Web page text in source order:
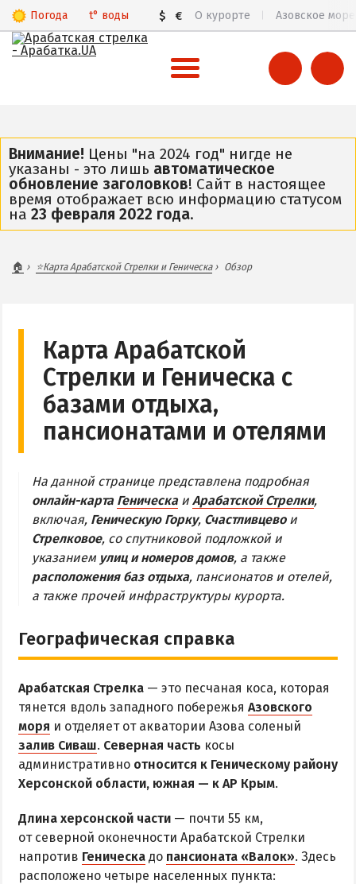
Погода t° воды $ € О курорте Азовское море
Все базы отдыха и отели
Общий обзор курорта
Арабатская Стрелка в 3D
Пляжи
Все веб-камеры
ГЕНИЧЕСК
Обзор Геническа
Все отели и пансионаты Геническа
Веб-камеры Геническа
ГЕНИЧЕСКАЯ ГОРКА
Обзор Генгорки
Все базы отдыха и отели Генгорки
Веб-камеры Генгорки
Карта Генгорки
ПРИОЗЕРНОЕ
СЧАСТЛИВЦЕВО
Обзор Счастливцево
Все базы отдыха в Счастливцево
Веб-камеры в Счастливцево
Карта Счастливцево
Обзор Стрелкового
Все базы отдыха в Стрелковом
Внимание! Цены "на 2024 год" нигде не
указаны - это лишь автоматическое
обновление заголовков! Сайт в настоящее
время отображает всю информацию статусом
на 23 февраля 2022 года.
🏠 ⭐Карта Арабатской Стрелки и Геническа Обзор
Карта Арабатской
Стрелки и Геническа с
базами отдыха,
пансионатами и отелями
На данной странице представлена подробная
онлайн-карта Геническа и Арабатской Стрелки,
включая, Геническую Горку, Счастливцевои
Стрелковое, со спутниковой подложкой и
указанием улиц и номеров домов, а также
расположения баз отдыха, пансионатов и отелей,
а также прочей инфраструктуры курорта.
Географическая справка
Арабатская Стрелка — это песчаная коса, которая
тянется вдоль западного побережья Азовского
моря и отделяет от акватории Азова соленый
залив Сиваш. Северная часть косы
административно относится к Геническому району
Херсонской области, южная — к АР Крым.
Длина херсонской части — почти 55 км,
от северной оконечности Арабатской Стрелки
напротив Геническа до пансионата «Валок». Здесь
расположено четыре населенных пункта: